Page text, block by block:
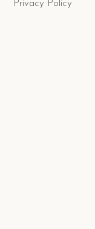
Privacy Policy